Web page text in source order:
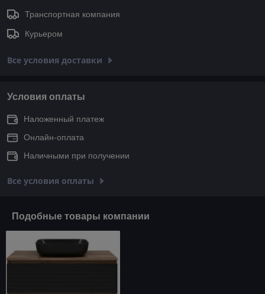
Транспортная компания
Курьером
Все условия доставки
Условия оплаты
Наложенный платеж
Онлайн-оплата
Наличными при получении
Все условия оплаты
Подобные товары компании